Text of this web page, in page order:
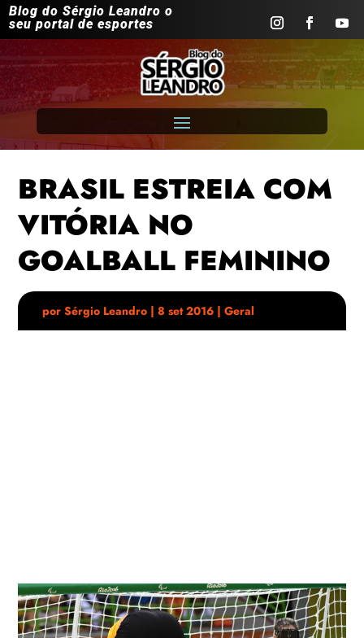
Blog do Sérgio Leandro o
seu portal de esportes
BRASIL ESTREIA COM
VITÓRIA NO
GOALBALL FEMININO
porSérgio Leandro |8 set 2016 |Geral